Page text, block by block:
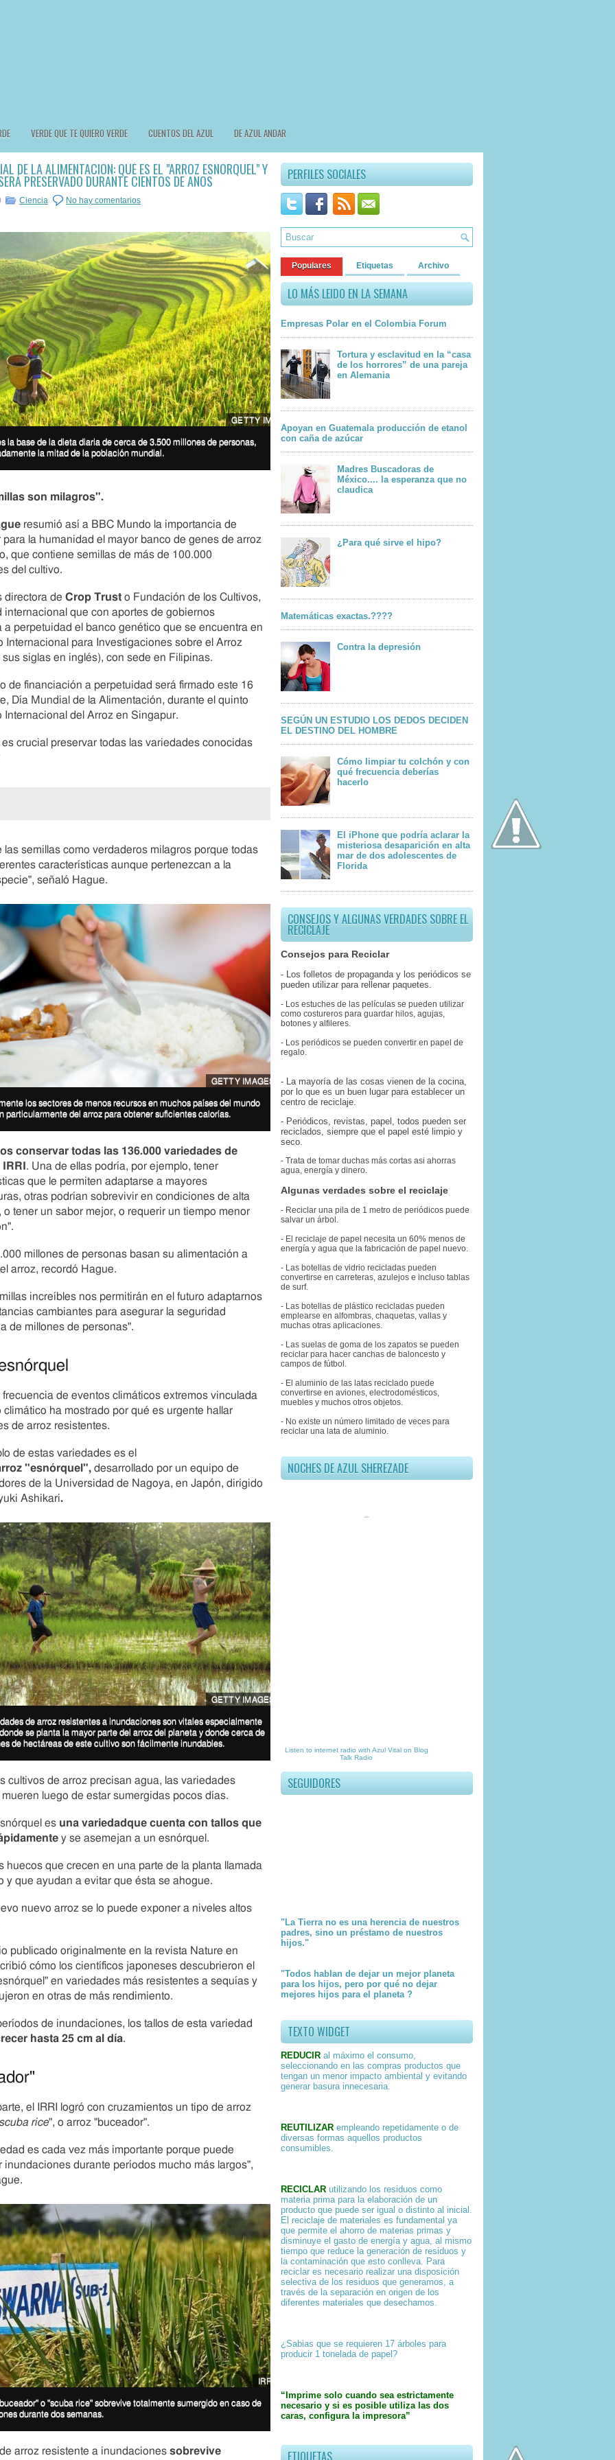
VERDE QUE TE QUIERO VERDE CUENTOS DEL AZUL DE AZUL ANDAR
DE LA ALIMENTACIÓN: QUÉ ES EL "ARROZ ESNÓRQUEL" Y
PRESERVADO DURANTE CIENTOS DE AÑOS
Ciencia No hay comentarios
GETTY IMAGES
la base de la dieta diaria de cerca de 3.500 millones de personas,
la mitad de la población mundial.
son milagros".
resumió así a BBC Mundo la importancia de
para la humanidad el mayor banco de genes de arroz
que contiene semillas de más de 100.000
del cultivo.
directora de Crop Trust o Fundación de los Cultivos,
internacional que con aportes de gobiernos
a perpetuidad el banco genético que se encuentra en
Internacional para Investigaciones sobre el Arroz
sus siglas en inglés), con sede en Filipinas.
de financiación a perpetuidad será firmado este 16
Día Mundial de la Alimentación, durante el quinto
Internacional del Arroz en Singapur.
crucial preservar todas las variedades conocidas
o
s
o
í
c
o
d
e
l
m
n
o
o
v
e
n
e
n
e
l
i
s
s
r
b
o
e
e
n
A
i
a
e
s
u
n
a
g
a
n
n
o
t
i
c
i
a
p
r
a
o
s
m
a
t
e
e
s
a
f
r
a
las semillas como verdaderos milagros porque todas
características aunque pertenezcan a la
señaló Hague.
GETTY IMAGES
los sectores de menos recursos en muchos países del mundo
particularmente del arroz para obtener suficientes calorías.
conservar todas las 136.000 variedades de
. Una de ellas podría, por ejemplo, tener
que le permiten adaptarse a mayores
otras podrían sobrevivir en condiciones de alta
o tener un sabor mejor, o requerir un tiempo menor
millones de personas basan su alimentación a
arroz, recordó Hague.
increíbles nos permitirán en el futuro adaptarnos
cambiantes para asegurar la seguridad
de millones de personas".
frecuencia de eventos climáticos extremos vinculada
climático ha mostrado por qué es urgente hallar
de arroz resistentes.
de estas variedades es el
"esnórquel ", desarrollado por un equipo de
de la Universidad de Nagoya, en Japón, dirigido
Ashikari.
GETTY IMAGES
de arroz resistentes a inundaciones son vitales especialmente
se planta la mayor parte del arroz del planeta y donde cerca de
de hectáreas de este cultivo son fácilmente inundables.
cultivos de arroz precisan agua, las variedades
luego de estar sumergidas pocos días.
es una variedadque cuenta con tallos que
y se asemejan a un esnórquel.
huecos que crecen en una parte de la planta llamada
y que ayudan a evitar que ésta se ahogue.
nuevo arroz se lo puede exponer a niveles altos
publicado originalmente en la revista Nature en
cómo los científicos japoneses descubrieron el
en variedades más resistentes a sequías y
en otras de más rendimiento.
de inundaciones, los tallos de esta variedad
hasta 25 cm al día.
el IRRI logró con cruzamientos un tipo de arroz
scuba rice", o arroz "buceador".
es cada vez más importante porque puede
inundaciones durante períodos mucho más largos",
IRRI
o "scuba rice" sobrevive totalmente sumergido en caso de
durante dos semanas.
arroz resistente a inundaciones sobrevive
PERFILES SOCIALES
Populares Etiquetas Archivo
LO MÁS LEIDO EN LA SEMANA
Empresas Polar en el Colombia Forum
Tortura y esclavitud en la “casa
de los horrores” de una pareja
en Alemania
Apoyan en Guatemala producción de etanol
con caña de azúcar
Madres Buscadoras de
México.... la esperanza que no
claudica
¿Para qué sirve el hipo?
Matemáticas exactas.????
Contra la depresión
SEGÚN UN ESTUDIO LOS DEDOS DECIDEN
EL DESTINO DEL HOMBRE
Cómo limpiar tu colchón y con
qué frecuencia deberías
hacerlo
El iPhone que podría aclarar la
misteriosa desaparición en alta
mar de dos adolescentes de
Florida
CONSEJOS Y ALGUNAS VERDADES SOBRE EL
RECICLAJE
Consejos para Reciclar
- Los folletos de propaganda y los periódicos se
pueden utilizar para rellenar paquetes.
- Los estuches de las películas se pueden utilizar
como costureros para guardar hilos, agujas,
botones y alfileres.
- Los periódicos se pueden convertir en papel de
regalo.
- La mayoría de las cosas vienen de la cocina,
por lo que es un buen lugar para establecer un
centro de reciclaje.
- Periódicos, revistas, papel, todos pueden ser
reciclados, siempre que el papel esté limpio y
seco.
- Trata de tomar duchas más cortas asi ahorras
agua, energía y dinero.
Algunas verdades sobre el reciclaje
- Reciclar una pila de 1 metro de periódicos puede
salvar un árbol.
- El reciclaje de papel necesita un 60% menos de
energía y agua que la fabricación de papel nuevo.
- Las botellas de vidrio recicladas pueden
convertirse en carreteras, azulejos e incluso tablas
de surf.
- Las botellas de plástico recicladas pueden
emplearse en alfombras, chaquetas, vallas y
muchas otras aplicaciones.
- Las suelas de goma de los zapatos se pueden
reciclar para hacer canchas de baloncesto y
campos de fútbol.
- El aluminio de las latas reciclado puede
convertirse en aviones, electrodomésticos,
muebles y muchos otros objetos.
- No existe un número limitado de veces para
reciclar una lata de aluminio.
NOCHES DE AZUL SHEREZADE
Listen to internet radio with Azul Vitalon Blog
Talk Radio
SEGUIDORES
"La Tierra no es una herencia de nuestros
padres, sino un préstamo de nuestros
hijos."
"Todos hablan de dejar un mejor planeta
para los hijos, pero por qué no dejar
mejores hijos para el planeta ?
TEXTO WIDGET
REDUCIR al máximo el consumo,
seleccionando en las compras productos que
tengan un menor impacto ambiental y evitando
generar basura innecesaria.
REUTILIZAR empleando repetidamente o de
diversas formas aquellos productos
consumibles.
RECICLAR utilizando los residuos como
materia prima para la elaboración de un
producto que puede ser igual o distinto al inicial.
El reciclaje de materiales es fundamental ya
que permite el ahorro de materias primas y
disminuye el gasto de energía y agua, al mismo
tiempo que reduce la generación de residuos y
la contaminación que esto conlleva. Para
reciclar es necesario realizar una disposición
selectiva de los residuos que generamos, a
través de la separación en origen de los
diferentes materiales que desechamos.
¿Sabias que se requieren 17 árboles para
producir 1 tonelada de papel?
“Imprime solo cuando sea estrictamente
necesario y si es posible utiliza las dos
caras, configura la impresora”